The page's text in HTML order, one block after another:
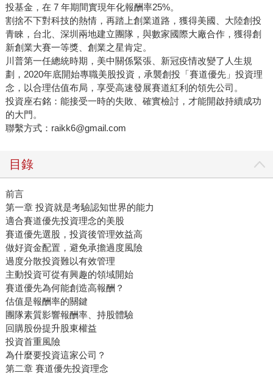
投基金，在 7 年期間實現年化報酬率25%。
割捨不下對科技的熱情，再踏上創業道路，獲得美國、大陸創投
青睞，台北、深圳兩地建立團隊，與數家國際大廠合作，獲得創
新創業大賽一等獎、創業之星肯定。
川普第一任總統時期，美中關係緊張、新冠疫情改變了人生規
劃，2020年底開始專職美股投資，承襲創投「賽道優先」投資理
念，以合理估值布局，享受高速發展賽道紅利的領先公司。
投資座右銘：能接受一時的失敗、確實檢討，才能開啟持續成功
的大門。
聯繫方式：raikk6@gmail.com
目錄
前言
第一章 投資就是考驗認知世界的能力
適合賽道優先投資理念的美股
賽道優先選股，投資後管理效益高
做好資金配置，避免承擔過度風險
過度分散投資難以有效管理
主動投資可從有興趣的領域開始
賽道優先為何能創造高報酬？
估值是報酬率的關鍵
團隊素質影響報酬率、持股體驗
回購股份提升股東權益
投資首重風險
為什麼要投資這家公司？
第二章 賽道優先投資理念